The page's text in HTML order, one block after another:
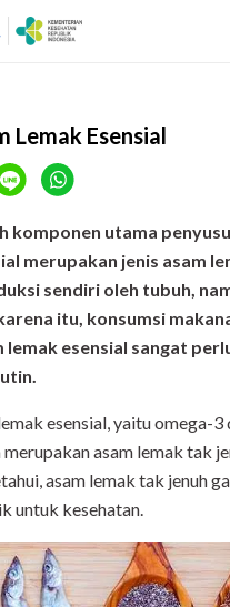
Lemak Esensial
komponen utama
merupakan jenis asam
sendiri oleh tubuh,
itu, konsumsi
lemak esensial sangat
esensial, yaitu omega-3
asam lemak tak
asam lemak tak jenuh
untuk kesehatan.